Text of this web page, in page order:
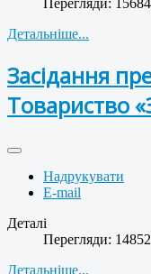
Детальніше...
Засідання
Товариство
Надрукувати
E-mail
Деталі
Перегляди:
Детальніше...